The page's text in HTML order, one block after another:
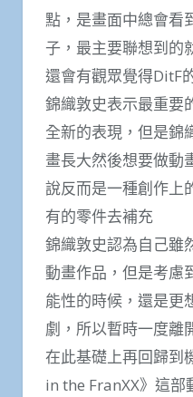
點，是畫面中總會看
子，最主要聯想到的
還會有觀眾覺得DitF
錦織敦史表示最重要
全新的表現，但是錦
畫長大然後想要做動
說反而是一種創作上
有的零件去補充
錦織敦史認為自己雖
動畫作品，但是考慮
能性的時候，還是更
劇，所以暫時一度離
在此基礎上再回歸到
in the FranXX》這部